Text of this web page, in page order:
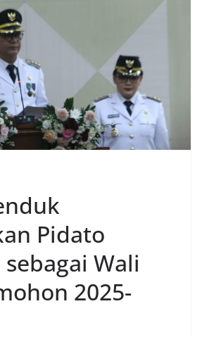
Pidato
Wali
2025-